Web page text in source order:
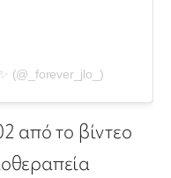
(@_forever_jlo_)
από το βίντεο